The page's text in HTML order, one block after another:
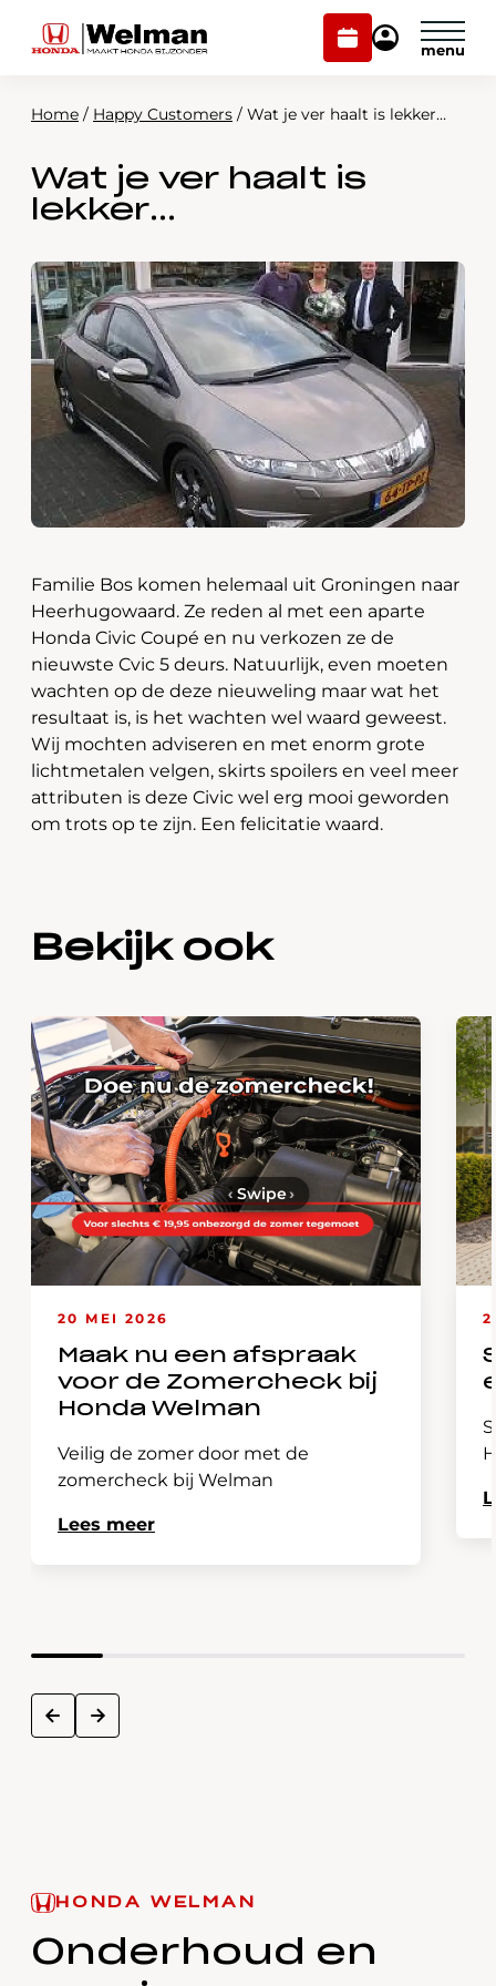
Plan
onderhoud
Mijn
Modellen
Voorraad
Over ons
Webshop
Contact
Plan onderhoud
Home / Happy Customers / Wat je ver haalt is lekker…
Wat je ver haalt is
lekker…
Familie Bos komen helemaal uit Groningen naar
Heerhugowaard. Ze reden al met een aparte
Honda Civic Coupé en nu verkozen ze de
nieuwste Cvic 5 deurs. Natuurlijk, even moeten
wachten op de deze nieuweling maar wat het
resultaat is, is het wachten wel waard geweest.
Wij mochten adviseren en met enorm grote
lichtmetalen velgen, skirts spoilers en veel meer
attributen is deze Civic wel erg mooi geworden
om trots op te zijn. Een felicitatie waard.
Bekijk ook
20 MEI 2026
Maak nu een afspraak
voor de Zomercheck bij
Honda Welman
Veilig de zomer door met de
zomercheck bij Welman
Lees meer
prev next
‹ Swipe›
HONDA WELMAN
Onderhoud en